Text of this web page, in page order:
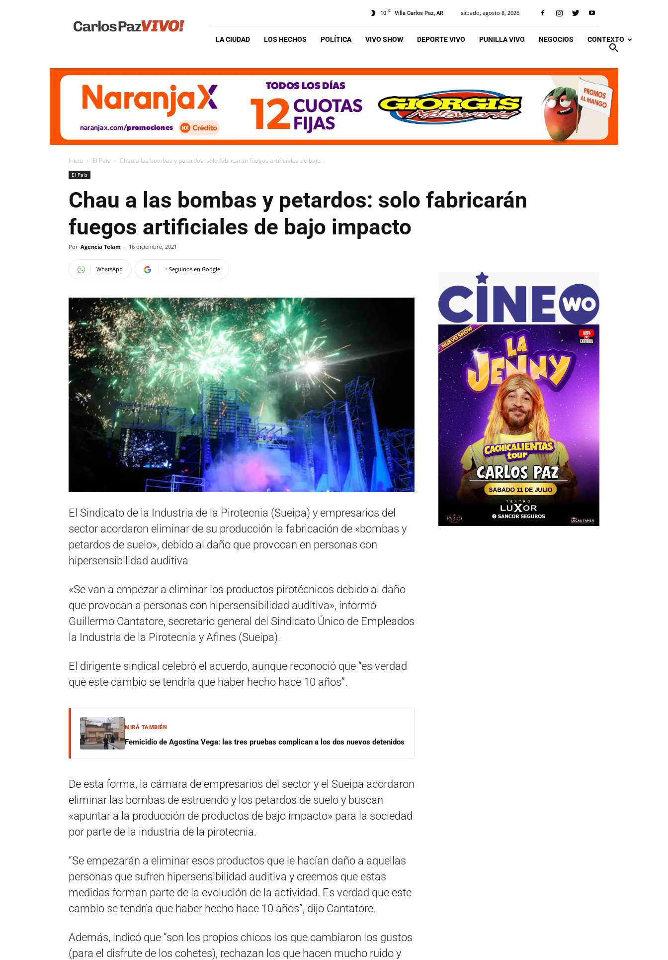
Vivo
10 C Villa Carlos Paz, AR sábado, agosto 8, 2026
LA CIUDAD LOS HECHOS POLÍTICA VIVO SHOW DEPORTE VIVO PUNILLA VIVO NEGOCIOS CONTEXTO
Inicio El Pais Chau a las bombas y petardos: solo fabricarán fuegos artificiales de bajo...
El Pais
Chau a las bombas y petardos: solo fabricarán
fuegos artificiales de bajo impacto
Por Agencia Telam - 16 diciembre, 2021
WhatsApp + Seguinos en Google
El Sindicato de la Industria de la Pirotecnia (Sueipa) y empresarios del
sector acordaron eliminar de su producción la fabricación de «bombas y
petardos de suelo», debido al daño que provocan en personas con
hipersensibilidad auditiva
«Se van a empezar a eliminar los productos pirotécnicos debido al daño
que provocan a personas con hipersensibilidad auditiva», informó
Guillermo Cantatore, secretario general del Sindicato Único de Empleados
la Industria de la Pirotecnia y Afines (Sueipa).
El dirigente sindical celebró el acuerdo, aunque reconoció que “es verdad
que este cambio se tendría que haber hecho hace 10 años”.
MIRÁ TAMBIÉN
Femicidio de Agostina Vega: las tres pruebas complican a los dos nuevos detenidos
De esta forma, la cámara de empresarios del sector y el Sueipa acordaron
eliminar las bombas de estruendo y los petardos de suelo y buscan
«apuntar a la producción de productos de bajo impacto» para la sociedad
por parte de la industria de la pirotecnia.
“Se empezarán a eliminar esos productos que le hacían daño a aquellas
personas que sufren hipersensibilidad auditiva y creemos que estas
medidas forman parte de la evolución de la actividad. Es verdad que este
cambio se tendría que haber hecho hace 10 años”, dijo Cantatore.
Además, indicó que “son los propios chicos los que cambiaron los gustos
(para el disfrute de los cohetes), rechazan los que hacen mucho ruido y